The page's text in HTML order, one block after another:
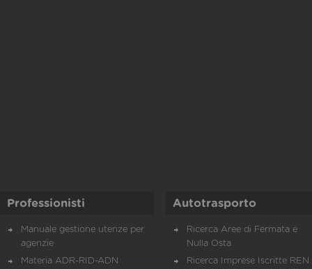
Professionisti
Manuale gestione utenze per
agenzie
Materia ADR-RID-ADN
Autotrasporto
Ricerca Aree di Fermata e
Nulla Osta
Ricerca Imprese Iscritte REN